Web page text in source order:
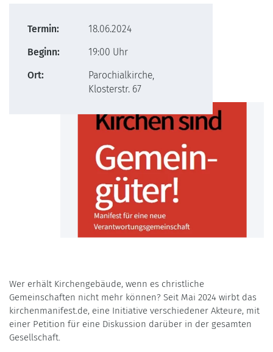
Termin:
18.06.2024
Beginn:
19:00 Uhr
Ort:
Parochialkirche,
Klosterstr. 67
Wer erhält Kirchengebäude, wenn es christliche
Gemeinschaften nicht mehr können? Seit Mai 2024 wirbt das
kirchenmanifest.de, eine Initiative verschiedener Akteure, mit
einer Petition für eine Diskussion darüber in der gesamten
Gesellschaft.